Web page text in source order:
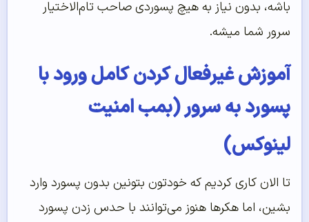
باشه، بدون نیاز به هیچ پسوردی صاحب تام‌الاختیار
سرور شما میشه.
آموزش غیرفعال کردن کامل ورود با
پسورد به سرور (بمب امنیت
لینوکس)
تا الان کاری کردیم که خودتون بتونین بدون پسورد وارد
بشین، اما هکرها هنوز می‌توانند با حدس زدن پسورد